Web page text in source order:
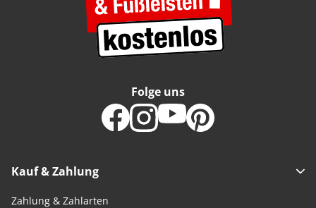
Kauf & Zahlung
Zahlung & Zahlarten
Folge uns